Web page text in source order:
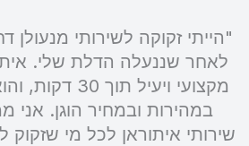
"הייתי זקוקה לשירותי
לאחר שננעלה הדלת שלי.
מקצועי ויעיל
במהירות ובמחיר הוגן. אני
שירותי איתוראן לכל מי שזקוק